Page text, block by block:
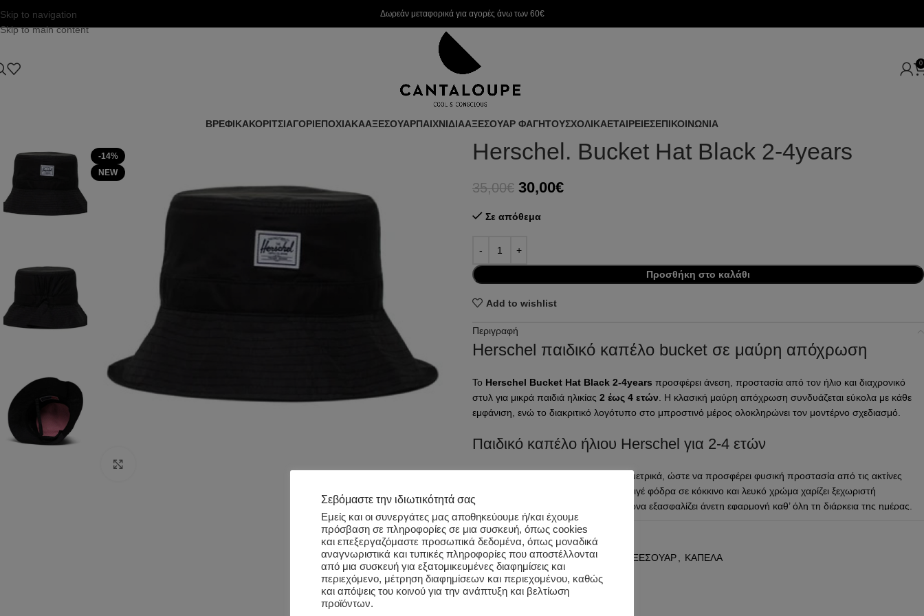
Skip to navigation
Skip to main content
Δωρεάν μεταφορικά για αγορές άνω των 60€
0
ΒΡΕΦΙΚΑΚΟΡΙΤΣΙΑΓΟΡΙΕΠΟΧΙΑΚΑΑΞΕΣΟΥΑΡΠΑΙΧΝΙΔΙΑΑΞΕΣΟΥΑΡ ΦΑΓΗΤΟΥΣΧΟΛΙΚΑΕΤΑΙΡΕΙΕΣΕΠΙΚΟΙΝΩΝΙΑ
-14%
NEW
Herschel. Bucket Hat Black 2-4years
35,00€ 30,00€
Σε απόθεμα
Προσθήκη στο καλάθι
Add to wishlist
Περιγραφή
Herschel παιδικό καπέλο bucket σε μαύρη απόχρωση
Το Herschel Bucket Hat Black 2-4years προσφέρει άνεση, προστασία από τον ήλιο και διαχρονικό
στυλ για μικρά παιδιά ηλικίας 2 έως 4 ετών . Η κλασική μαύρη απόχρωση συνδυάζεται εύκολα με κάθε
εμφάνιση, ενώ το διακριτικό λογότυπο στο μπροστινό μέρος ολοκληρώνει τον μοντέρνο σχεδιασμό.
Παιδικό καπέλο ήλιου Herschel για 2-4 ετών
Το καπέλο διαθέτει φαρδύ γείσο περιμετρικά, ώστε να προσφέρει φυσική προστασία από τις ακτίνες
του ήλιου. Παράλληλα, η εσωτερική ριγέ φόδρα σε κόκκινο και λευκό χρώμα χαρίζει ξεχωριστή
αισθητική. Η χαμηλή και μαλακή κορώνα εξασφαλίζει άνετη εφαρμογή καθ’ όλη τη διάρκεια της ημέρας.
Μαύρο bucket hat για παιδιά με άνετη εφαρμογή
Το ελαστικό τελείωμα βοηθά το καπέλο να εφαρμόζει σωστά στο κεφάλι του παιδιού. Επιπλέον,
διαθέτει αποσπώμενο λουράκι που στερεώνει εύκολα κάτω από το πηγούνι με πρακτικό κλείσιμο
velcro. Έτσι, το καπέλο παραμένει σταθερό ακόμη και κατά τη διάρκεια του παιχνιδιού ή της βόλτας.
Κωδικός προϊόντος:50766-00001
Κατηγορίες: summer sales 2026 ΑΞΕΣΟΥΑΡ
ΚΑΠΕΛΑ
Ετικέτα: HERSCHEL
Share:
Σεβόμαστε την ιδιωτικότητά σας
Εμείς και οι συνεργάτες μας αποθηκεύουμε ή/και έχουμε
πρόσβαση σε πληροφορίες σε μια συσκευή, όπως cookies
και επεξεργαζόμαστε προσωπικά δεδομένα, όπως μοναδικά
αναγνωριστικά και τυπικές πληροφορίες που αποστέλλονται
από μια συσκευή για εξατομικευμένες διαφημίσεις και
περιεχόμενο, μέτρηση διαφημίσεων και περιεχομένου, καθώς
και απόψεις του κοινού για την ανάπτυξη και βελτίωση
προϊόντων.